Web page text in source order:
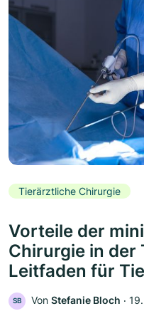
Tierärztliche Chirurgie
Vorteile der
Chirurgie in der
Leitfaden für
SB Von Stefanie Bloch ‧